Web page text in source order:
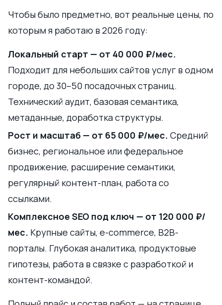
Чтобы было предметно, вот реальные цены, по
которым я работаю в 2026 году:
Локальный старт — от 40 000 ₽/мес.
Подходит для небольших сайтов услуг в одном
городе, до 30–50 посадочных страниц.
Технический аудит, базовая семантика,
метаданные, доработка структуры.
Рост и масштаб — от 65 000 ₽/мес. Средний
бизнес, региональное или федеральное
продвижение, расширение семантики,
регулярный контент-план, работа со
ссылками.
Комплексное SEO под ключ — от 120 000 ₽/
мес. Крупные сайты, e-commerce, B2B-
порталы. Глубокая аналитика, продуктовые
гипотезы, работа в связке с разработкой и
контент-командой.